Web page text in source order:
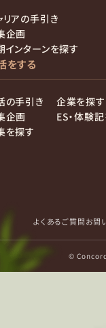
リアの手引き
企画
インターンを探す
をする
の手引き
企画
を探す
企業を探す
ES・体験
よくあるご質問お問
©